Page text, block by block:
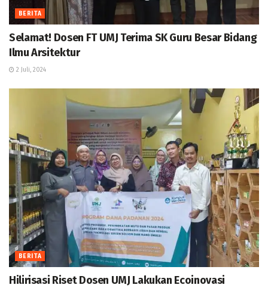
BERITA
Selamat! Dosen FT UMJ Terima SK Guru Besar Bidang
Ilmu Arsitektur
2 Juli, 2024
BERITA
Hilirisasi Riset Dosen UMJ Lakukan Ecoinovasi